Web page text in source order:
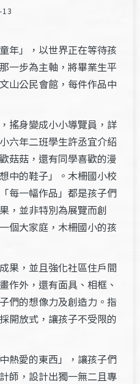
年」，以世界正在等待孩
一步為主軸，將畢業生平
山公民會館，每件作品中
搖身變成小小導覽員，詳
六年二班學生許丞宜介紹
菇菇，還有同學喜歡的漫
中的鞋子」。木柵國小校
每一幅作品」都是孩子們
，並非特別為展覽而創
個大家庭，木柵國小的孩
果，並且強化社區住戶間
作外，還有面具、相框、
們的想像力及創造力。指
開放式，讓孩子不受限的
熱愛的東西」，讓孩子們
師，設計出獨一無二且專